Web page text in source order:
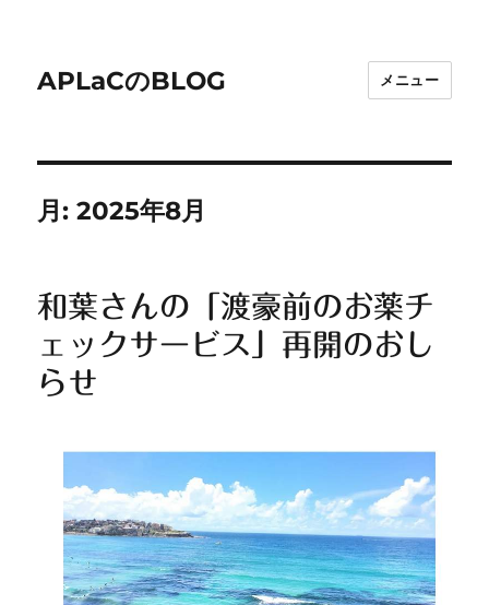
APLaCのBLOG メニュー
月:2025年8月
和葉さんの「渡豪前のお薬チ
ェックサービス」再開のおし
らせ